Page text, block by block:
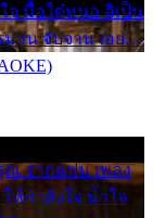
จ มื้อใด๋หนอ สิเป็น
มาน จับจาน เอย…
จากแฟน เพลง
ห้กำลังใจ น้ำใจ